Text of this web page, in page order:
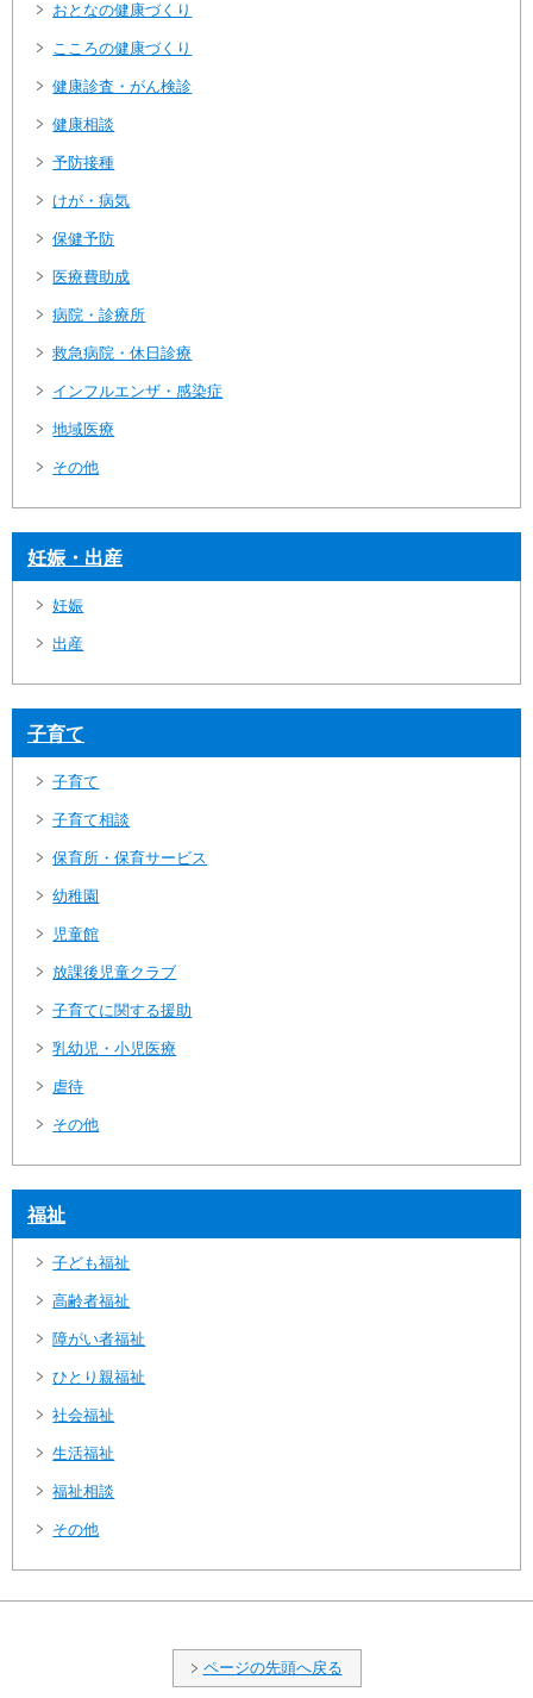
おとなの健康づくり
こころの健康づくり
健康診査・がん検診
健康相談
予防接種
けが・病気
保健予防
医療費助成
病院・診療所
救急病院・休日診療
インフルエンザ・感染症
地域医療
その他
妊娠・出産
妊娠
出産
子育て
子育て
子育て相談
保育所・保育サービス
幼稚園
児童館
放課後児童クラブ
子育てに関する援助
乳幼児・小児医療
虐待
その他
福祉
子ども福祉
高齢者福祉
障がい者福祉
ひとり親福祉
社会福祉
生活福祉
福祉相談
その他
ページの先頭へ戻る